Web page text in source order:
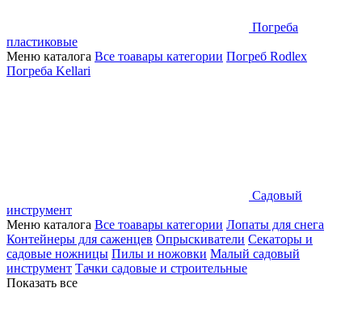
Погреба
пластиковые
Меню каталога Все тоавары категории Погреб Rodlex
Погреба Kellari
Садовый
инструмент
Меню каталога Все тоавары категории Лопаты для снега
Контейнеры для саженцев Опрыскиватели Секаторы и
садовые ножницы Пилы и ножовки Малый садовый
инструмент Тачки садовые и строительные
Показать все